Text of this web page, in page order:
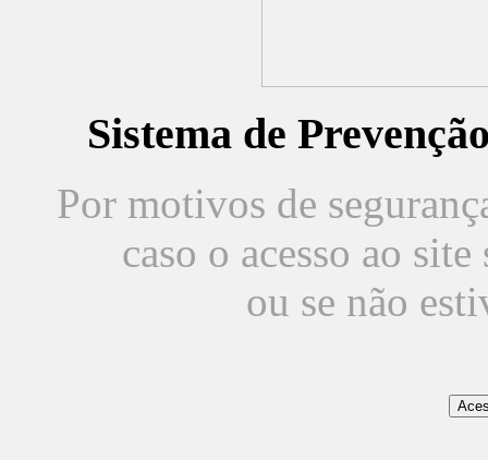
Sistema de
Por motivos de
caso o acesso ao
ou se não